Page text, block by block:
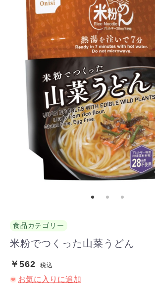
食品カテゴリー
米粉でつくった山菜うどん
￥562 税込
お気に入りに追加